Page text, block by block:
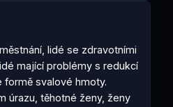
lidé se zdravotními
mající problémy s redukcí
formě svalové hmoty.
úrazu, těhotné ženy, ženy